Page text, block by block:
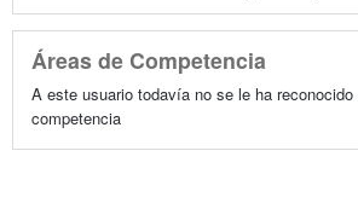
Áreas de Competencia
A este usuario todavía no se le ha reconocido
competencia